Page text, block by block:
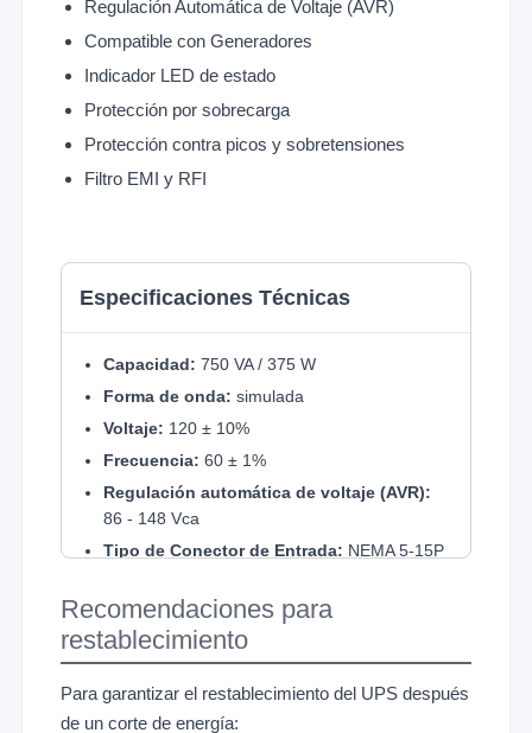
Regulación Automática de Voltaje (AVR)
Compatible con Generadores
Indicador LED de estado
Protección por sobrecarga
Protección contra picos y sobretensiones
Filtro EMI y RFI
Especificaciones Técnicas
Capacidad: 750 VA / 375 W
Forma de onda: simulada
Voltaje: 120 ± 10%
Frecuencia: 60 ± 1%
Regulación automática de voltaje (AVR):
86 - 148 Vca
Tipo de Conector de Entrada: NEMA 5-15P
Total de Tomas: NEMA 5-15R (8)
Puerto USB:
Recomendaciones para
restablecimiento
Para garantizar el restablecimiento del UPS después
de un corte de energía: